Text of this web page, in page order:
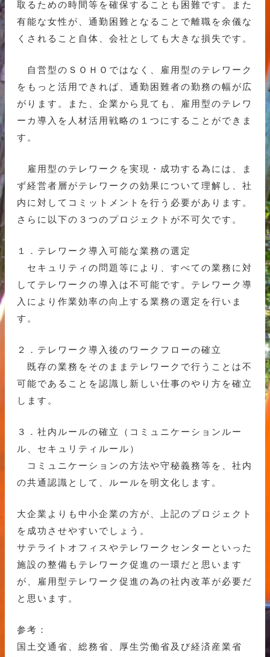
取るための時間等を確保することも困難です。また
有能な女性が、通勤困難となることで離職を余儀な
くされること自体、会社としても大きな損失です。
自営型のＳＯＨＯではなく、雇用型のテレワーク
をもっと活用できれば、通勤困難者の勤務の幅が広
がります。また、企業から見ても、雇用型のテレワ
ーカ導入を人材活用戦略の１つにすることができま
す。
雇用型のテレワークを実現・成功する為には、ま
ず経営者層がテレワークの効果について理解し、社
内に対してコミットメントを行う必要があります。
さらに以下の３つのプロジェクトが不可欠です。
１．テレワーク導入可能な業務の選定
セキュリティの問題等により、すべての業務に対
してテレワークの導入は不可能です。テレワーク導
入により作業効率の向上する業務の選定を行いま
す。
２．テレワーク導入後のワークフローの確立
既存の業務をそのままテレワークで行うことは不
可能であることを認識し新しい仕事のやり方を確立
します。
３．社内ルールの確立（コミュニケーションルー
ル、セキュリティルール）
コミュニケーションの方法や守秘義務等を、社内
の共通認識として、ルールを明文化します。
大企業よりも中小企業の方が、上記のプロジェクト
を成功させやすいでしょう。
サテライトオフィスやテレワークセンターといった
施設の整備もテレワーク促進の一環だと思います
が、雇用型テレワーク促進の為の社内改革が必要だ
と思います。
参考：
国土交通省、総務省、厚生労働省及び経済産業省